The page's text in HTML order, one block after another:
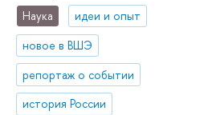
Наука
идеи и опыт
новое в ВШЭ
репортаж о событии
история России